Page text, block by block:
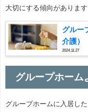
大切にする傾向があります
グルー
介護）
2024.11.27
グループホーム
グループホームに入居し